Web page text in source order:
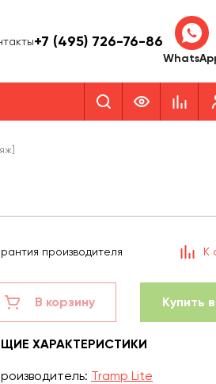
+7 (495) 726-76-86
производителя К
В корзину Купить
ХАРАКТЕРИСТИКИ
Tramp Lite